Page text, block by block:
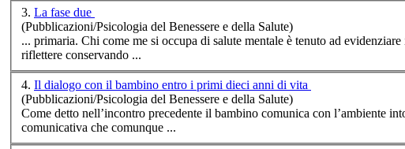
3. La fase due
(Pubblicazioni/Psicologia del Benessere e della Salute)
... primaria. Chi come me si occupa di salute mentale è tenuto ad evidenziare i rischi legati a traumi pregressi. Non si intende in questa sede drammatizzare, ma anzi invitiamo tutti a
riflettere conservando ...
4. Il dialogo con il bambino entro i primi dieci anni di vita
(Pubblicazioni/Psicologia del Benessere e della Salute)
Come detto nell’incontro precedente il bambino comunica con l’ambiente
comunicativa che comunque ...